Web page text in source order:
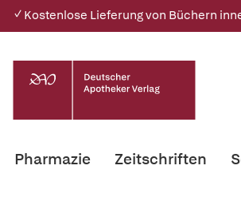
✓ Kostenlose Lieferung von Büchern
Pharmazie Zeitschriften